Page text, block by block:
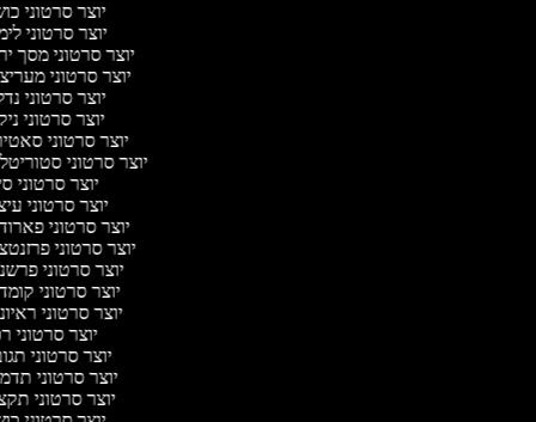
יוצר סרטוני
יוצר סרטוני
יוצר סרטוני מסך
יוצר סרטוני
יוצר סרטוני
יוצר סרטוני
יוצר סרטוני
יוצר סרטוני
יוצר סרטוני
יוצר סרטוני
יוצר סרטוני
יוצר סרטוני
יוצר סרטוני
יוצר סרטוני
יוצר סרטוני
יוצר סרטוני
יוצר סרטוני
יוצר סרטוני
יוצר סרטוני